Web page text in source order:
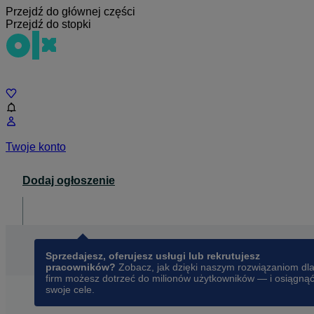
Przejdź do głównej części
Przejdź do stopki
Twoje konto
Dodaj ogłoszenie
Sprzedajesz, oferujesz usługi lub rekrutujesz
pracowników? Zobacz, jak dzięki naszym rozwiązaniom dla
firm możesz dotrzeć do milionów użytkowników — i osiągnąć
swoje cele.